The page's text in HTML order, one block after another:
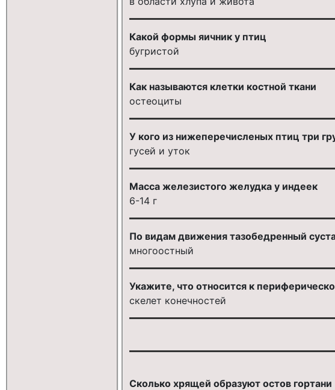
Какой формы яичник у птиц
бугристой
Как называются клетки костной ткани
остеоциты
У кого из нижеперечисленых птиц три
гусей и уток
Масса железистого желудка у индеек
6-14 г
По видам движения тазобедренный
многоостный
Укажите, что относится к
скелет конечностей
Сколько хрящей образуют остов гортани